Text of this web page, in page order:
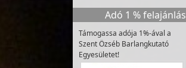
Adó 1 % felajánlás
Támogassa adója 1%-ával a
Szent Özséb Barlangkutató
Egyesületet!